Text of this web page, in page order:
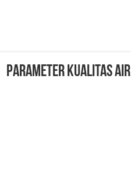
Parameter Kualitas Air